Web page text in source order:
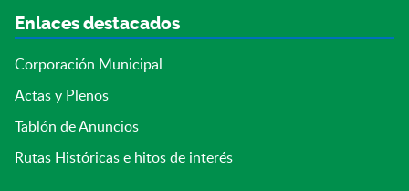
Enlaces destacados
Corporación Municipal
Actas y Plenos
Tablón de Anuncios
Rutas Históricas e hitos de interés